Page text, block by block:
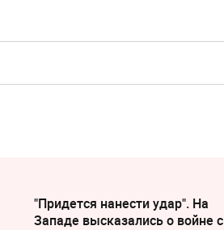
"Придется нанести удар". На
Западе высказались о войне с